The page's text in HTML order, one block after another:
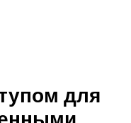
для